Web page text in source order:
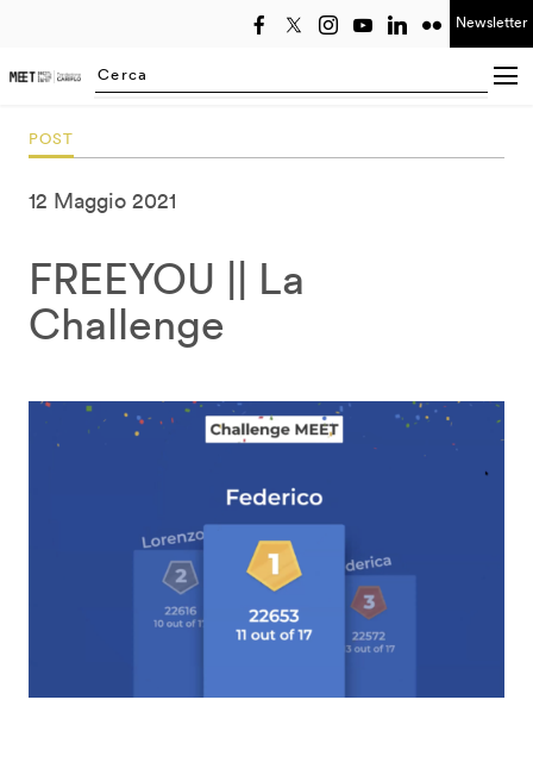
Newsletter
Searching...
POST
12 Maggio 2021
FREEYOU || La
Challenge